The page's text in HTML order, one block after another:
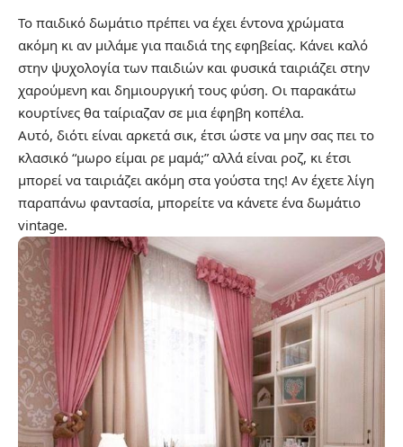
Το παιδικό δωμάτιο πρέπει να έχει έντονα χρώματα
ακόμη κι αν μιλάμε για παιδιά της εφηβείας. Κάνει καλό
στην ψυχολογία των παιδιών και φυσικά ταιριάζει στην
χαρούμενη και δημιουργική τους φύση. Οι παρακάτω
κουρτίνες θα ταίριαζαν σε μια έφηβη κοπέλα.
Αυτό, διότι είναι αρκετά σικ, έτσι ώστε να μην σας πει το
κλασικό “μωρo είμαι ρε μαμά;” αλλά είναι ροζ, κι έτσι
μπορεί να ταιριάζει ακόμη στα γούστα της! Αν έχετε λίγη
παραπάνω φαντασία, μπορείτε να κάνετε ένα δωμάτιο
vintage.